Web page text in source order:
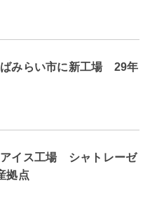
ばみらい市に新工場 29年
イス工場 シャトレーゼ
拠点